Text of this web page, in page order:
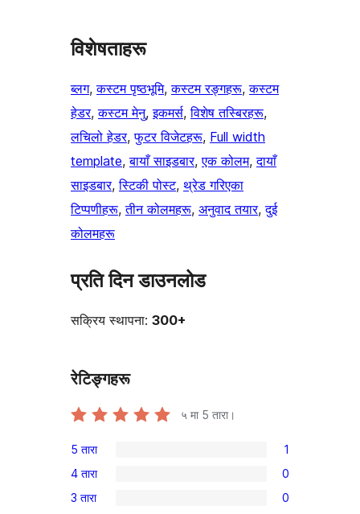
विशेषताहरू
ब्लग, कस्टम पृष्ठभूमि, कस्टम रङ्गहरू, कस्टम
हेडर, कस्टम मेनु, इकमर्स, विशेष तस्बिरहरू
लचिलो हेडर, फुटर विजेटहरू, Full width
template, बायाँ साइडबार, एक कोलम, दायाँ
साइडबार, स्टिकी पोस्ट, थ्रेड गरिएका
टिप्पणीहरू, तीन कोलमहरू, अनुवाद तयार, दुई
कोलमहरू
प्रति दिन डाउनलोड
सक्रिय स्थापना: 300+
रेटिङ्गहरू
५ मा 5 तारा।
1
5-
तारा
5 तारा 1
0
4-
4 तारा 0
0
3 तारा 0